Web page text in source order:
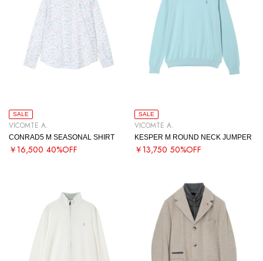
SALE
VICOMTE A.
CONRAD5 M SEASONAL SHIRT
￥16,500 40%OFF
SALE
VICOMTE A.
KESPER M ROUND NECK JUMPER
￥13,750 50%OFF